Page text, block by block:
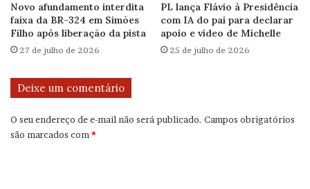
Novo afundamento interdita
faixa da BR-324 em Simões
Filho após liberação da pista
27 de julho de 2026
PL lança Flávio à Presidência
com IA do pai para declarar
apoio e vídeo de Michelle
25 de julho de 2026
Deixe um comentário
O seu endereço de e-mail não será publicado. Campos obrigatórios
são marcados com*